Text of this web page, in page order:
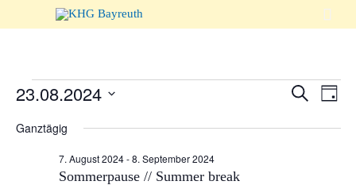

Veranstaltungen
Suche
Tag
23.08.2024
wählen.
Ganztägig
Sommerpause // Summer break
7. August 2024-8. September 2024